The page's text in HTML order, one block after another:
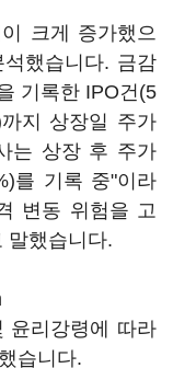
크게 증가했으
했습니다. 금감
기록한 IPO건(5
지 상장일 주가
는 상장 후 주가
를 기록 중"이라
변동 위험을 고
말했습니다.
윤리강령에 따라
습니다.